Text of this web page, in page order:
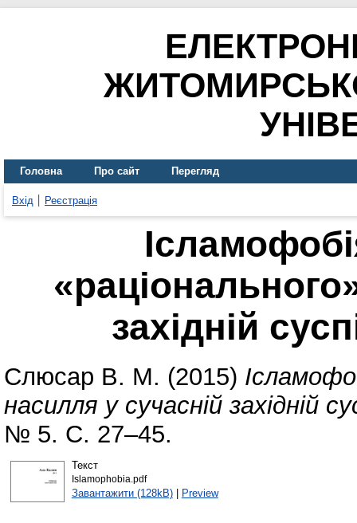
Головна Про сайт Перегляд
Вхід Реєстрація
західній
Слюсар В. М. (2015)
насилля у сучасній західній
№ 5. С. 27–45.
Текст
Islamophobia.pdf
Завантажити (128kB)| Preview